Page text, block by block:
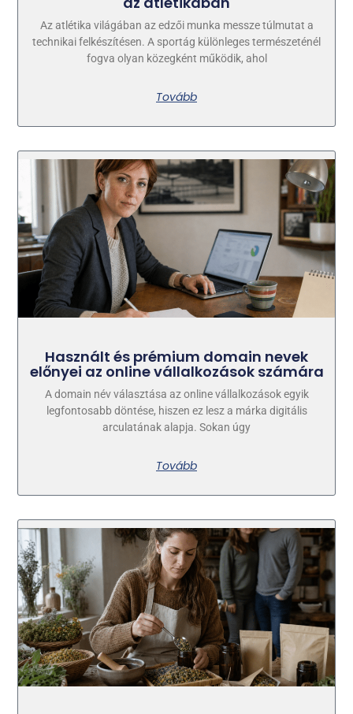
Az atlétika világában az edzői munka messze túlmutat a
technikai felkészítésen. A sportág különleges természeténél
fogva olyan közegként működik, ahol
Tovább
Használt és prémium domain nevek
előnyei az online vállalkozások számára
A domain név választása az online vállalkozások egyik
legfontosabb döntése, hiszen ez lesz a márka digitális
arculatának alapja. Sokan úgy
Tovább